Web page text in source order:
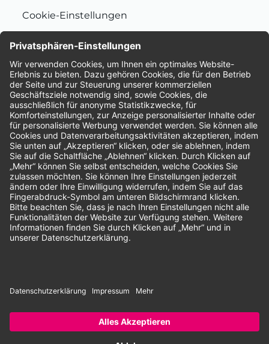
Cookie-Einstellungen
Bewertungen
Unsere Zahlungsarten:
Rechnung SEPA-Lastschrift Vorkasse